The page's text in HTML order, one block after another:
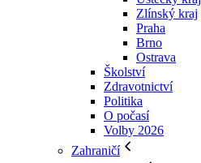
Zlínský kraj
Praha
Brno
Ostrava
Školství
Zdravotnictví
Politika
O počasí
Volby 2026
Zahraničí